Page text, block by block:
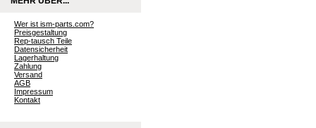
Wer ist ism-parts.com?
Preisgestaltung
Rep-tausch Teile
Datensicherheit
Lagerhaltung
Zahlung
Versand
AGB
Impressum
Kontakt